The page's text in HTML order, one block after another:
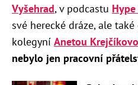
Vyšehrad, v podcastu
své herecké dráze, ale
kolegyní Anetou
nebylo jen pracovní